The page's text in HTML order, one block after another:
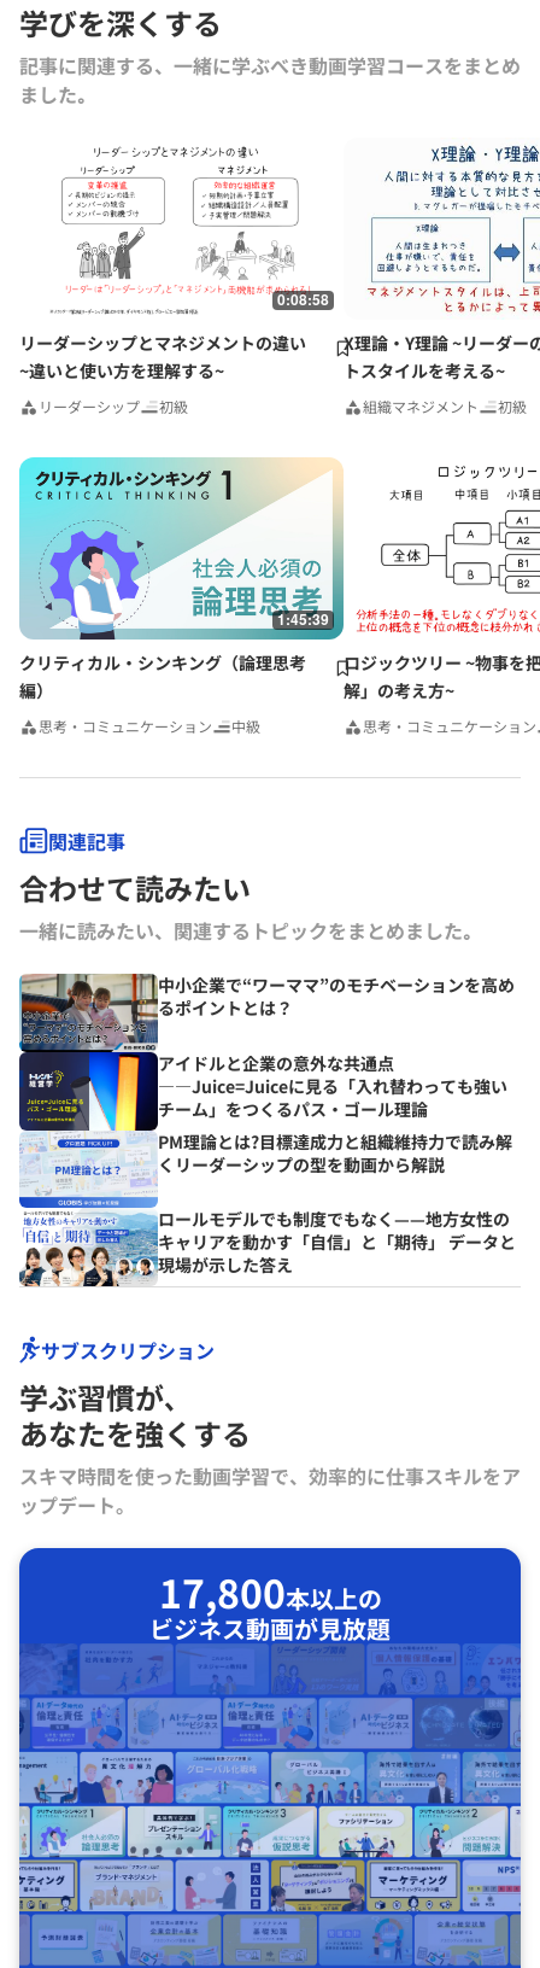
がある。経営情報学会会員、日本経営行動科学学会会員。
学びを深くする
記事に関連する、一緒に学ぶべき動画学習コースをまとめ
ました｡
0:08:58
リーダーシップとマネジメントの違い
~違いと使い方を理解する~
リーダーシップ 初級
X理論・Y理論 ~リーダー
トスタイルを考える~
組織マネジメント 初級
1:45:39
クリティカル・シンキング（論理思考
編）
思考・コミュニケーション 中級
ロジックツリー ~物事を
解」の考え方~
思考・コミュニケーション
関連記事
合わせて読みたい
一緒に読みたい、関連するトピックをまとめました｡
中小企業で“ワーママ”のモチベーションを高め
るポイントとは？
アイドルと企業の意外な共通点
――Juice=Juiceに見る「入れ替わっても強い
チーム」をつくるパス・ゴール理論
PM理論とは?目標達成力と組織維持力で読み解
くリーダーシップの型を動画から解説
ロールモデルでも制度でもなく——地方女性の
キャリアを動かす「自信」と「期待」 データと
現場が示した答え
サブスクリプション
学ぶ習慣が､
あなたを強くする
スキマ時間を使った動画学習で、効率的に仕事スキルをア
ップデート。
17,800本以上の
ビジネス動画が見放題